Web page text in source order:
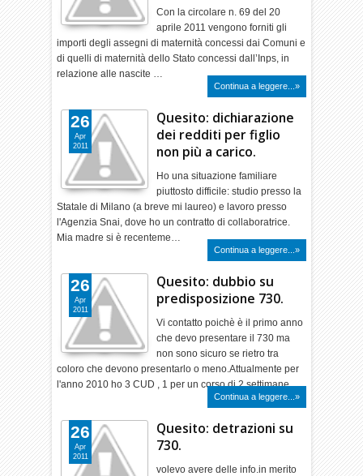
Con la circolare n. 69 del 20
aprile 2011 vengono forniti gli
importi degli assegni di maternità concessi dai Comuni e
di quelli di maternità dello Stato concessi dall’Inps, in
relazione alle nascite …
Continua a leggere...»
Quesito: dichiarazione
dei redditi per figlio
non più a carico.
Ho una situazione familiare
piuttosto difficile: studio presso la
Statale di Milano (a breve mi laureo) e lavoro presso
l'Agenzia Snai, dove ho un contratto di collaboratrice.
Mia madre si è recenteme…
Continua a leggere...»
26
Apr
2011
Quesito: dubbio su
predisposizione 730.
Vi contatto poichè è il primo anno
che devo presentare il 730 ma
non sono sicuro se rietro tra
coloro che devono presentarlo o meno.Attualmente per
l'anno 2010 ho 3 CUD , 1 per un corso di 2 settimane…
Continua a leggere...»
26
Apr
2011
Quesito: detrazioni su
730.
volevo avere delle info.in merito
26
Apr
2011